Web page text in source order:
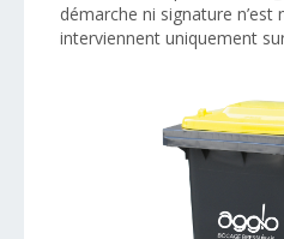
démarche ni signature n’est
interviennent uniquement